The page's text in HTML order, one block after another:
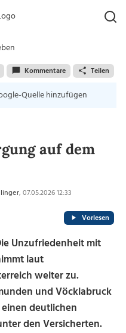
Kommentare Teilen
Quelle hinzufügen
auf dem
, 07.05.2026 12:33
Vorlesen
Unzufriedenheit mit
laut
weiter zu.
und Vöcklabruck
deutlichen
den Versicherten.